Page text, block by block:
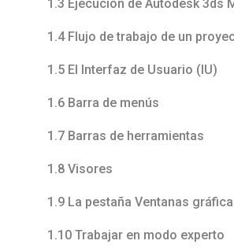
1.3 Ejecución de Autodesk 3ds
1.4 Flujo de trabajo de un
1.5 El Interfaz de Usuario (IU)
1.6 Barra de menús
1.7 Barras de herramientas
1.8 Visores
1.9 La pestaña Ventanas
1.10 Trabajar en modo experto